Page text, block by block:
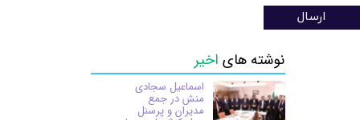
ارسال
نوشته های اخیر
اسماعیل سجادی
منش در جمع
مدیران و پرسنل